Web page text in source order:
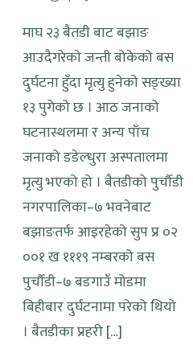
माघ २३ बैतडी बाट बझाङ
आउदैगरेकाे जन्ती बोकेको बस
दुर्घटना हुँदा मृत्यु हुनेको सङ्ख्या
१३ पुगेको छ । आठ जनाको
घटनास्थलमा र अन्य पाँच
जनाको डडेल्धुरा अस्पतालमा
मृत्यु भएको हो । बैतडीको पुर्चौडी
नगरपालिका–७ भवनेबाट
बझाङतर्फ आइरहेको सुप प्र ०२
००१ ख १११९ नम्बरको बस
पुर्चौडी–७ बडगाउँ मोडमा
बिहीबार दुर्घटनामा परेको थियो
। बैतडीका प्रहरी […]